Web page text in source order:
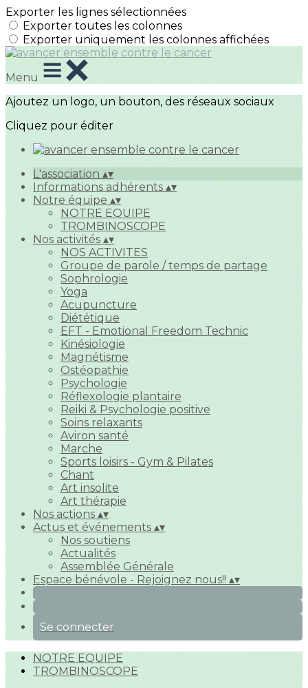
Exporter les lignes sélectionnées
Exporter toutes les colonnes
Exporter uniquement les colonnes affichées
Menu
Ajoutez un logo, un bouton, des réseaux sociaux
Cliquez pour éditer
L'association ▴▾
Informations adhérents ▴▾
Notre équipe ▴▾
NOTRE EQUIPE
TROMBINOSCOPE
Nos activités ▴▾
NOS ACTIVITES
Groupe de parole / temps de partage
Sophrologie
Yoga
Acupuncture
Diététique
EFT - Emotional Freedom Technic
Kinésiologie
Magnétisme
Ostéopathie
Psychologie
Réflexologie plantaire
Reiki & Psychologie positive
Soins relaxants
Aviron santé
Marche
Sports loisirs - Gym & Pilates
Chant
Art insolite
Art thérapie
Nos actions ▴▾
Actus et événements ▴▾
Nos soutiens
Actualités
Assemblée Générale
Espace bénévole - Rejoignez nous!! ▴▾
Se connecter
NOTRE EQUIPE
TROMBINOSCOPE